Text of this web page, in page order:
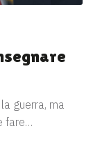
guerra, ma
fare…